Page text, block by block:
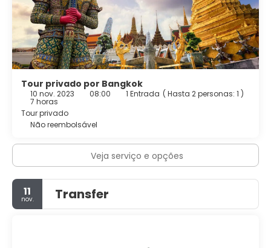
Tour privado por Bangkok
10 nov. 2023 08:00 1 Entrada ( Hasta 2 personas: 1 )
7 horas
Tour privado
Não reembolsável
Veja serviço e opções
11
nov. Transfer